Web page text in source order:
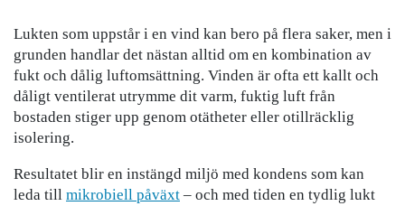
Lukten som uppstår i en vind kan bero på flera saker, men i
grunden handlar det nästan alltid om en kombination av
fukt och dålig luftomsättning. Vinden är ofta ett kallt och
dåligt ventilerat utrymme dit varm, fuktig luft från
bostaden stiger upp genom otätheter eller otillräcklig
isolering.
Resultatet blir en instängd miljö med kondens som kan
leda till mikrobiell påväxt – och med tiden en tydlig lukt